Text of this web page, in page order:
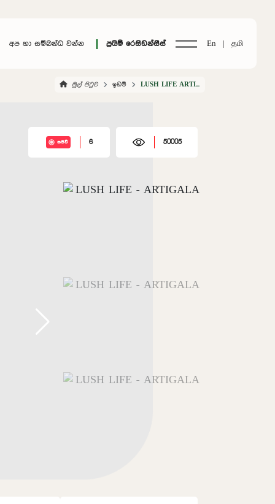
අප හා සම්බන්ධ වන්න ප්‍රයිම් රෙසිඩන්සීස් En | தமி
මුල් පිටුව ඉඩම් LUSH LIFE ARTIGALA
සජීවී 6 50005